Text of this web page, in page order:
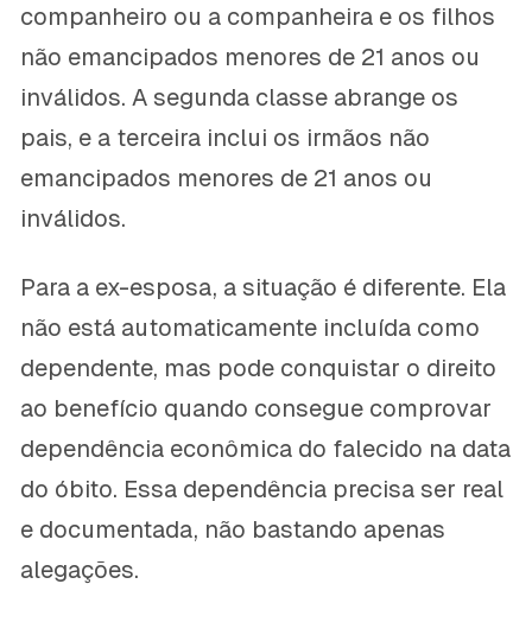
companheiro ou a companheira e os filhos
não emancipados menores de 21 anos ou
inválidos. A segunda classe abrange os
pais, e a terceira inclui os irmãos não
emancipados menores de 21 anos ou
inválidos.
Para a ex-esposa, a situação é diferente. Ela
não está automaticamente incluída como
dependente, mas pode conquistar o direito
ao benefício quando consegue comprovar
dependência econômica do falecido na data
do óbito. Essa dependência precisa ser real
e documentada, não bastando apenas
alegações.